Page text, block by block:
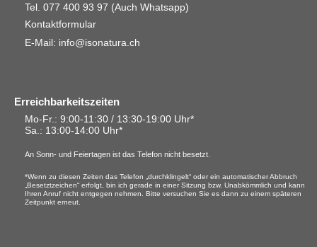
Tel. 077 400 93 97 (Auch Whatsapp)
Kontaktformular
E-Mail: info@isonatura.ch
Erreichbarkeitszeiten
Mo-Fr.: 9:00-11:30 / 13:30-19:00 Uhr*
Sa. : 13:00-14:00 Uhr*
An Sonn- und Feiertagen ist das Telefon nicht besetzt.
*Wenn zu diesen Zeiten das Telefon „durchklingelt“ oder ein automatischer Abbruch
„Besetztzeichen“ erfolgt, bin ich gerade in einer Sitzung bzw. Unabkömmlich und kann
Ihren Anruf nicht entgegen nehmen. Bitte versuchen Sie es dann zu einem späteren
Zeitpunkt erneut.